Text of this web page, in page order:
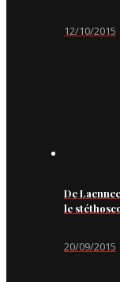
12/10/2015
De
le
20/09/2015